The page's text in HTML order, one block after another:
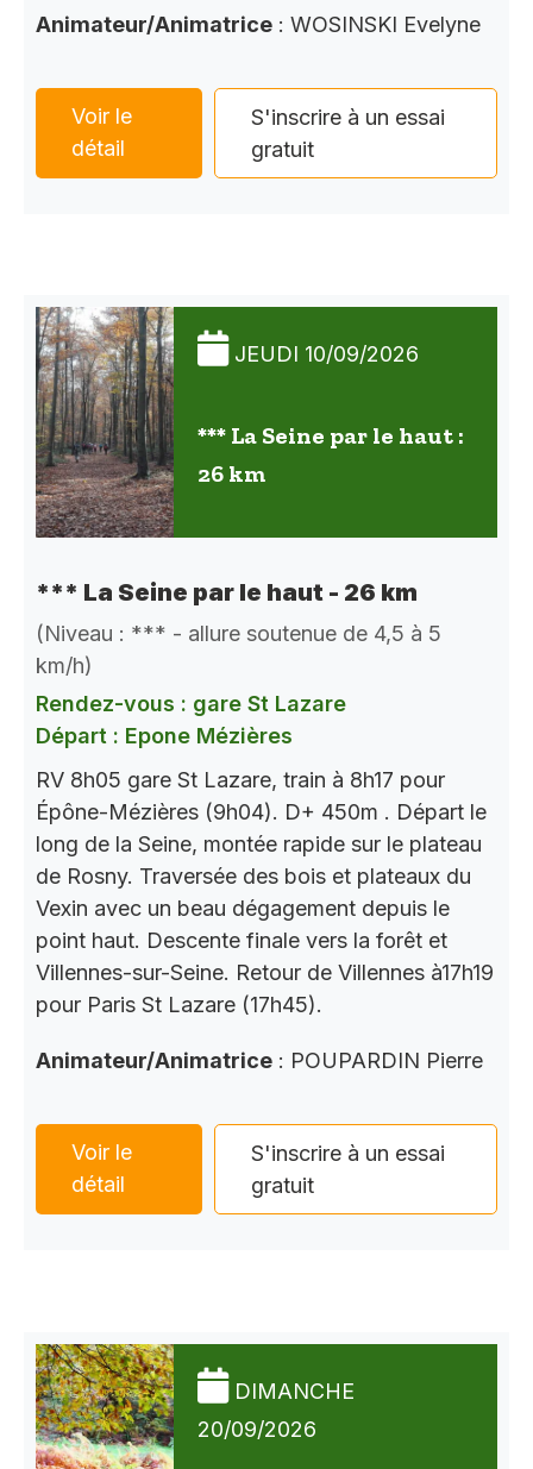
Animateur/Animatrice : WOSINSKI Evelyne
Voir le
détail
S'inscrire à un essai
gratuit
JEUDI 10/09/2026
*** La Seine par le haut :
26 km
*** La Seine par le haut - 26 km
(Niveau : *** - allure soutenue de 4,5 à 5
km/h)
Rendez-vous : gare St Lazare
Départ : Epone Mézières
RV 8h05 gare St Lazare, train à 8h17 pour
Épône-Mézières (9h04). D+ 450m . Départ le
long de la Seine, montée rapide sur le plateau
de Rosny. Traversée des bois et plateaux du
Vexin avec un beau dégagement depuis le
point haut. Descente finale vers la forêt et
Villennes-sur-Seine. Retour de Villennes à17h19
pour Paris St Lazare (17h45).
Animateur/Animatrice : POUPARDIN Pierre
Voir le
détail
S'inscrire à un essai
gratuit
DIMANCHE
20/09/2026